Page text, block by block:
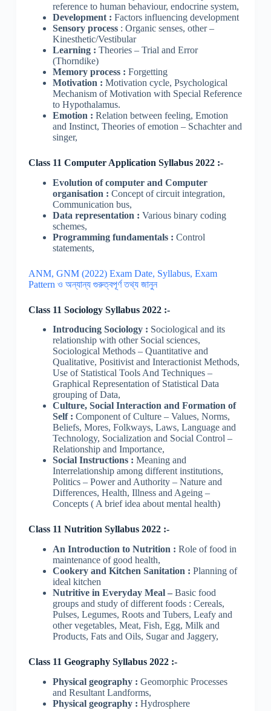
reference to human behaviour, endocrine system,
Development : Factors influencing development
Sensory process: Organic senses, other –
Kinesthetic/Vestibular
Learning : Theories – Trial and Error
(Thorndike)
Memory process : Forgetting
Motivation : Motivation cycle, Psychological
Mechanism of Motivation with Special Reference
to Hypothalamus.
Emotion : Relation between feeling, Emotion
and Instinct, Theories of emotion – Schachter and
singer,
Class 11 Computer Application Syllabus 2022 :-
Evolution of computer and Computer
organisation : Concept of circuit integration,
Communication bus,
Data representation : Various binary coding
schemes,
Programming fundamentals : Control
statements,
ANM, GNM (2022) Exam Date, Syllabus, Exam
Pattern ও অন্যান্য গুরুত্বপূর্ণ তথ্য জানুন
Class 11 Sociology Syllabus 2022 :-
Introducing Sociology : Sociological and its
relationship with other Social sciences,
Sociological Methods – Quantitative and
Qualitative, Positivist and Interactionist Methods,
Use of Statistical Tools And Techniques –
Graphical Representation of Statistical Data
grouping of Data,
Culture, Social Interaction and Formation of
Self : Component of Culture – Values, Norms,
Beliefs, Mores, Folkways, Laws, Language and
Technology, Socialization and Social Control –
Relationship and Importance,
Social Instructions : Meaning and
Interrelationship among different institutions,
Politics – Power and Authority – Nature and
Differences, Health, Illness and Ageing –
Concepts ( A brief idea about mental health)
Class 11 Nutrition Syllabus 2022 :-
An Introduction to Nutrition : Role of food in
maintenance of good health,
Cookery and Kitchen Sanitation : Planning of
ideal kitchen
Nutritive in Everyday Meal –Basic food
groups and study of different foods : Cereals,
Pulses, Legumes, Roots and Tubers, Leafy and
other vegetables, Meat, Fish, Egg, Milk and
Products, Fats and Oils, Sugar and Jaggery,
Class 11 Geography Syllabus 2022 :-
Physical geography : Geomorphic Processes
and Resultant Landforms,
Physical geography : Hydrosphere